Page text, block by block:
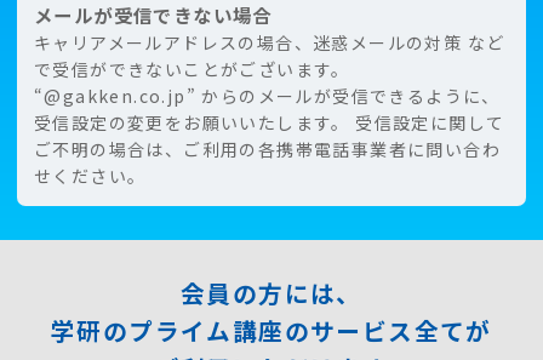
メールが受信できない場合
キャリアメールアドレスの場合、迷惑メールの対策 など
で受信ができないことがございます。
“@gakken.co.jp” からのメールが受信できるように、
受信設定の変更をお願いいたします。 受信設定に関して
ご不明の場合は、ご利用の各携帯電話事業者に問い合わ
せください。
会員の方には、
学研のプライム講座のサービス全てが